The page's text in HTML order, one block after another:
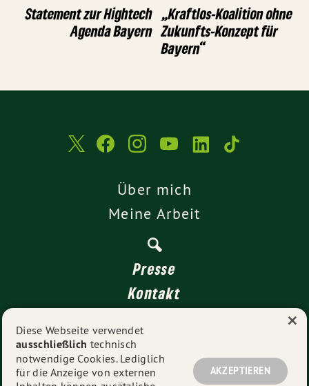
Statement zur Hightech
Agenda Bayern
„Kraftlos-Koalition ohne
Zukunfts-Konzept für
Bayern“
Über mich
Meine Arbeit
Presse
Kontakt
Impressum
Datenschutz
Diese Webseite verwendet
ausschließlich technisch
notwendige Cookies. Lediglich
für die Anzeige von externen
AKZEPTIEREN
×